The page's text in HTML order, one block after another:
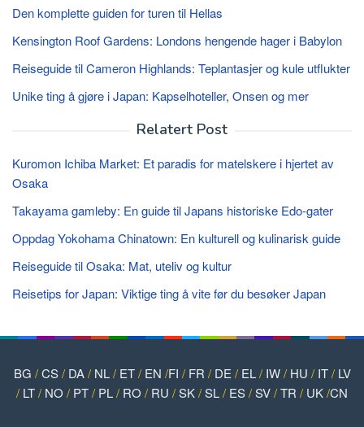
Den komplette guiden for turen til Hellas
Kensington Roof Gardens: Londons hengende hager i Babylon
Reiseguide til Cameron Highlands: Teplantasjer og kule utflukter
Unike ting å gjøre i Japan: Kapselhoteller, Onsen og mer
Relatert Post
Kuromon Ichiba Market: Et paradis for matelskere i hjertet av
Osaka
Takayama gamleby: En guide til Japans historiske Edo-gater
Oppdag Yokohama Chinatown: En kulturell og kulinarisk guide
Reiseguide til Osaka: Mat, uteliv og kultur
Reisetips for Japan: Viktige ting å vite før du besøker Japan
BG /CS/ DA/ NL/ ET/ EN /FI / FR / DE / EL/ IW/ HU / IT/ LV
/ LT/ NO / PT/ PL/ RO / RU /SK/SL/ ES/SV/TR / UK/CN